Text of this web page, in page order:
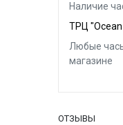
Наличие
ТРЦ
Любые
магазине
ОТЗЫВЫ